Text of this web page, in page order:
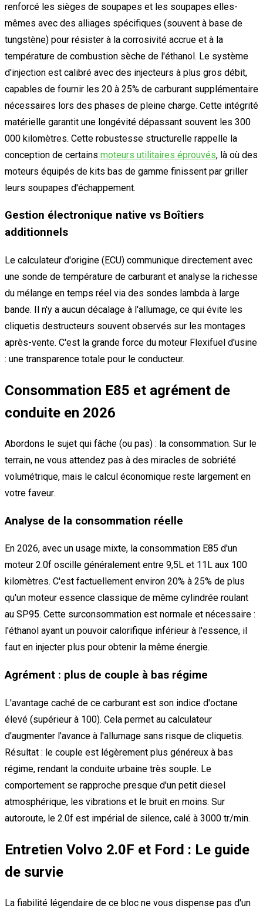
renforcé les sièges de soupapes et les soupapes elles-
mêmes avec des alliages spécifiques (souvent à base de
tungstène) pour résister à la corrosivité accrue et à la
température de combustion sèche de l'éthanol. Le système
d'injection est calibré avec des injecteurs à plus gros débit,
capables de fournir les 20 à 25% de carburant supplémentaire
nécessaires lors des phases de pleine charge. Cette intégrité
matérielle garantit une longévité dépassant souvent les 300
000 kilomètres. Cette robustesse structurelle rappelle la
conception de certains moteurs utilitaires éprouvés, là où des
moteurs équipés de kits bas de gamme finissent par griller
leurs soupapes d'échappement.
Gestion électronique native vs Boîtiers
additionnels
Le calculateur d'origine (ECU) communique directement avec
une sonde de température de carburant et analyse la richesse
du mélange en temps réel via des sondes lambda à large
bande. Il n'y a aucun décalage à l'allumage, ce qui évite les
cliquetis destructeurs souvent observés sur les montages
après-vente. C'est la grande force du moteur Flexifuel d'usine
: une transparence totale pour le conducteur.
Consommation E85 et agrément de
conduite en 2026
Abordons le sujet qui fâche (ou pas) : la consommation. Sur le
terrain, ne vous attendez pas à des miracles de sobriété
volumétrique, mais le calcul économique reste largement en
votre faveur.
Analyse de la consommation réelle
En 2026, avec un usage mixte, la consommation E85 d'un
moteur 2.0f oscille généralement entre 9,5L et 11L aux 100
kilomètres. C'est factuellement environ 20% à 25% de plus
qu'un moteur essence classique de même cylindrée roulant
au SP95. Cette surconsommation est normale et nécessaire :
l'éthanol ayant un pouvoir calorifique inférieur à l'essence, il
faut en injecter plus pour obtenir la même énergie.
Agrément : plus de couple à bas régime
L'avantage caché de ce carburant est son indice d'octane
élevé (supérieur à 100). Cela permet au calculateur
d'augmenter l'avance à l'allumage sans risque de cliquetis.
Résultat : le couple est légèrement plus généreux à bas
régime, rendant la conduite urbaine très souple. Le
comportement se rapproche presque d'un petit diesel
atmosphérique, les vibrations et le bruit en moins. Sur
autoroute, le 2.0f est impérial de silence, calé à 3000 tr/min.
Entretien Volvo 2.0F et Ford : Le guide
de survie
La fiabilité légendaire de ce bloc ne vous dispense pas d'un